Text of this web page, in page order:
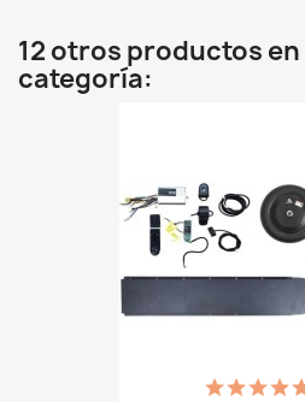
12 otros productos en
categoría: